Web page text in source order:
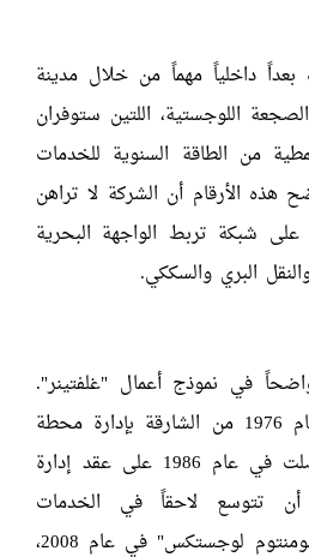
داخلياً مهماً من خلال مدينة
اللوجستية، اللتين ستوفران
نمطية من الطاقة السنوية للخدمات
هذه الأرقام أن الشركة لا تراهن
على شبكة تربط الواجهة البحرية
البري والسككي.
في نموذج أعمال "غلفتينر".
فقد بدأت الشركة في عام 1976 من الشارقة بإدارة محطة
حاويات الشارقة، ثم حصلت في عام 1986 على عقد إدارة
تتوسع لاحقاً في الخدمات
اللوجستية عبر إطلاق "مومنتوم لوجستكس" في عام 2008،